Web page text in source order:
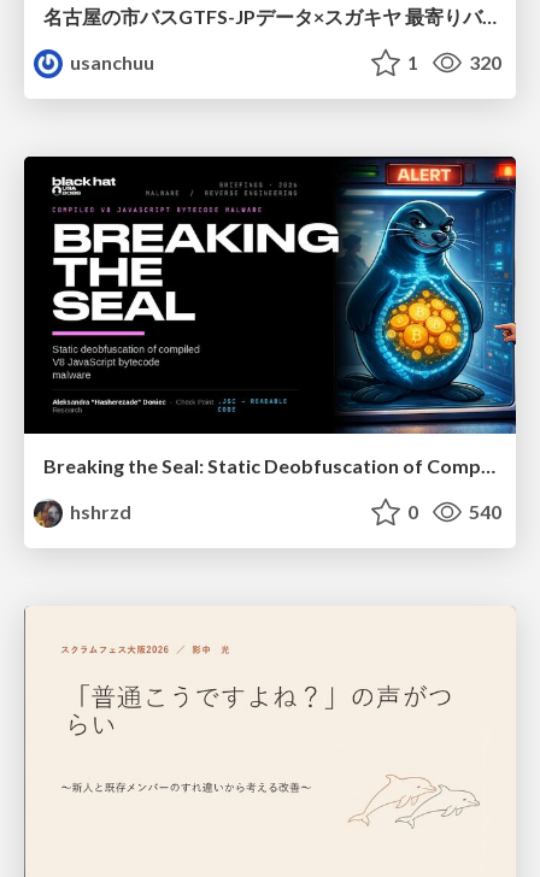
名古屋の市バスGTFS-JPデータ×スガキヤ 最寄りバス停検索をAmazon ElastiCache Serverless for Valkeyで最適化する
usanchuu
1 320
hshrzd
0 540